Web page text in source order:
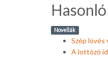
Novellák
Szép lövés
A lottózó